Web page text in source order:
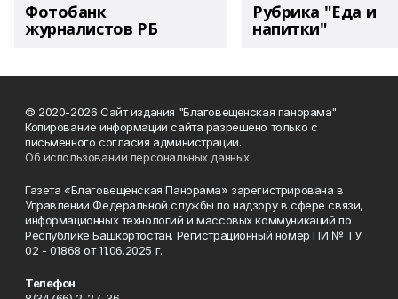
Фотобанк
журналистов РБ
Рубрика "Еда и
напитки"
© 2020-2026 Сайт издания "Благовещенская панорама"
Копирование информации сайта разрешено только с
письменного согласия администрации.
Об использовании персональных данных
Газета «Благовещенская Панорама» зарегистрирована в
Управлении Федеральной службы по надзору в сфере связи,
информационных технологий и массовых коммуникаций по
Республике Башкортостан. Регистрационный номер ПИ № ТУ
02 - 01868 от 11.06.2025 г.
Телефон